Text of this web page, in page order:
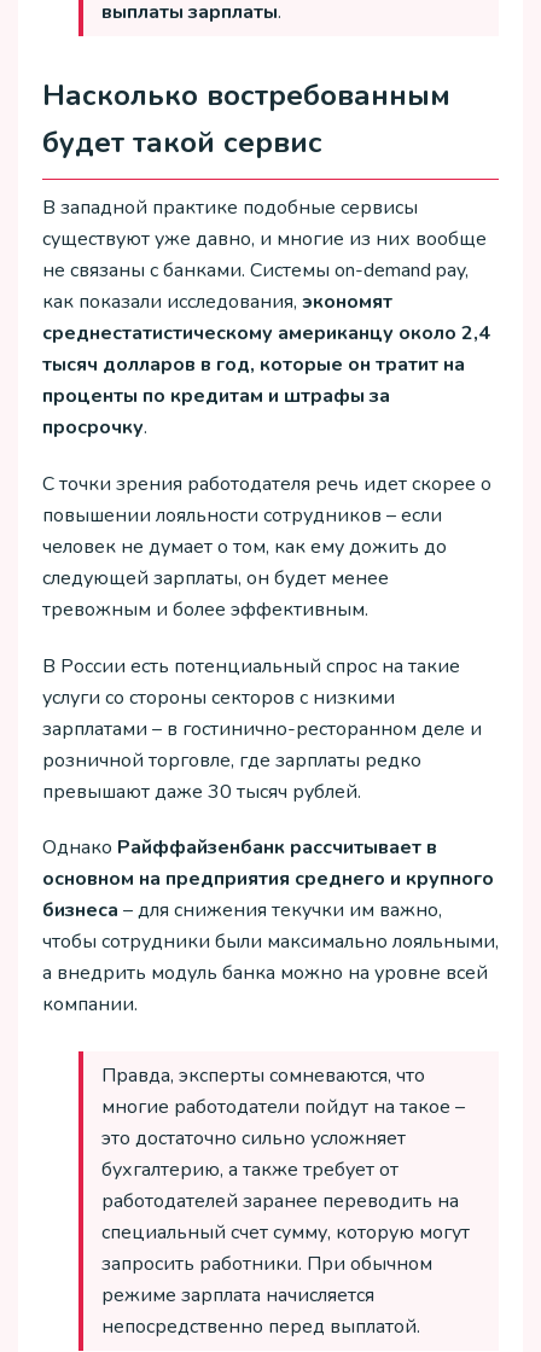
выплаты зарплаты.
Насколько востребованным
будет такой сервис
В западной практике подобные сервисы
существуют уже давно, и многие из них вообще
не связаны с банками. Системы on-demand pay,
как показали исследования, экономят
среднестатистическому американцу около 2,4
тысяч долларов в год, которые он тратит на
проценты по кредитам и штрафы за
просрочку.
С точки зрения работодателя речь идет скорее о
повышении лояльности сотрудников – если
человек не думает о том, как ему дожить до
следующей зарплаты, он будет менее
тревожным и более эффективным.
В России есть потенциальный спрос на такие
услуги со стороны секторов с низкими
зарплатами – в гостинично-ресторанном деле и
розничной торговле, где зарплаты редко
превышают даже 30 тысяч рублей.
Однако Райффайзенбанк рассчитывает в
основном на предприятия среднего и крупного
бизнеса – для снижения текучки им важно,
чтобы сотрудники были максимально лояльными,
а внедрить модуль банка можно на уровне всей
компании.
Правда, эксперты сомневаются, что
многие работодатели пойдут на такое –
это достаточно сильно усложняет
бухгалтерию, а также требует от
работодателей заранее переводить на
специальный счет сумму, которую могут
запросить работники. При обычном
режиме зарплата начисляется
непосредственно перед выплатой.